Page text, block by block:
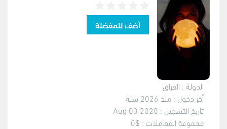
الدولة : العراق
أخر دخول : منذ 2026 سنة
تاريخ التسجيل : 2020 Aug 03
مجموعة المعاملات : $0